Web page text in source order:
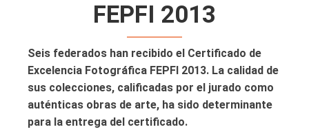
FEPFI 2013
Seis federados han recibido el Certificado de
Excelencia Fotográfica FEPFI 2013. La calidad de
sus colecciones, calificadas por el jurado como
auténticas obras de arte, ha sido determinante
para la entrega del certificado.